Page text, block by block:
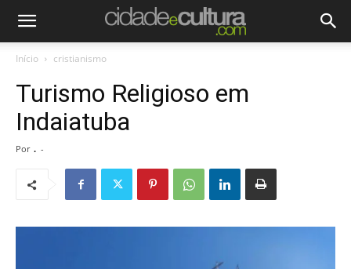
Início cristianismo
Turismo Religioso em
Indaiatuba
Por . -